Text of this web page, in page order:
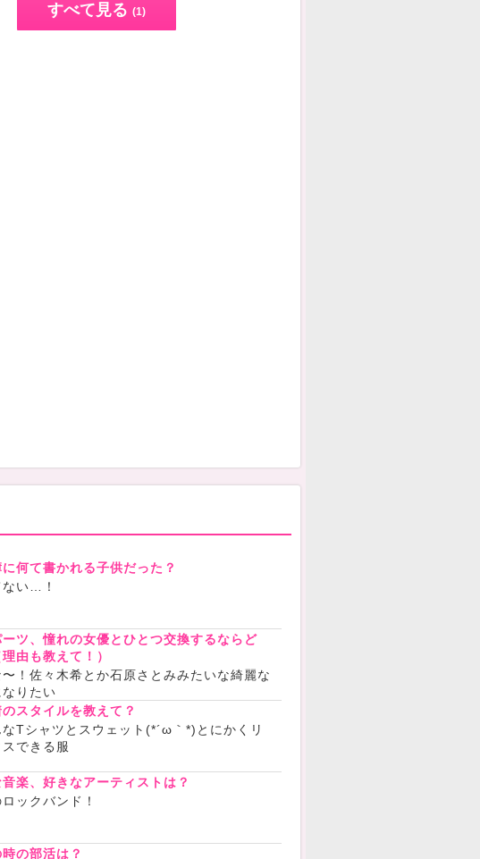
すべて見る (1)
何て書かれる子供だった？
い…！
ーツ、憧れの女優とひとつ交換するならど
由も教えて！）
〜！佐々木希とか石原さとみみたいな綺麗な
りたい
スタイルを教えて？
Tシャツとスウェット(*´ω｀*)とにかくリ
できる服
楽、好きなアーティストは？
ックバンド！
の部活は？